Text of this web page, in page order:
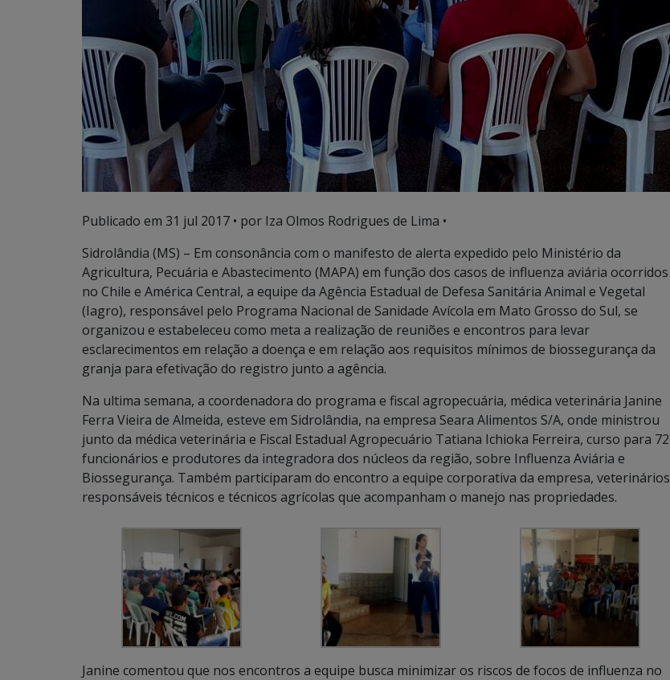
Publicado em 31 jul 2017 • por Iza Olmos Rodrigues de Lima •
Sidrolândia (MS) – Em consonância com o manifesto de alerta expedido pelo Ministério da
Agricultura, Pecuária e Abastecimento (MAPA) em função dos casos de influenza aviária ocorridos
no Chile e América Central, a equipe da Agência Estadual de Defesa Sanitária Animal e Vegetal
(Iagro), responsável pelo Programa Nacional de Sanidade Avícola em Mato Grosso do Sul, se
organizou e estabeleceu como meta a realização de reuniões e encontros para levar
esclarecimentos em relação a doença e em relação aos requisitos mínimos de biossegurança da
granja para efetivação do registro junto a agência.
Na ultima semana, a coordenadora do programa e fiscal agropecuária, médica veterinária Janine
Ferra Vieira de Almeida, esteve em Sidrolândia, na empresa Seara Alimentos S/A, onde ministrou
junto da médica veterinária e Fiscal Estadual Agropecuário Tatiana Ichioka Ferreira, curso para 72
funcionários e produtores da integradora dos núcleos da região, sobre Influenza Aviária e
Biossegurança. Também participaram do encontro a equipe corporativa da empresa, veterinários
responsáveis técnicos e técnicos agrícolas que acompanham o manejo nas propriedades.
Janine comentou que nos encontros a equipe busca minimizar os riscos de focos de influenza no